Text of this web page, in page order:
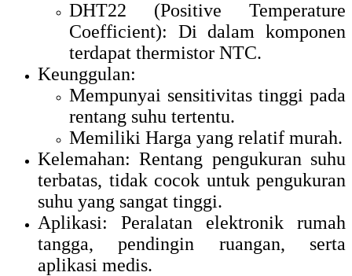
DHT22 (Positive Temperature
Coefficient): Di dalam komponen
terdapat thermistor NTC.
Keunggulan:
Mempunyai sensitivitas tinggi pada
rentang suhu tertentu.
Memiliki Harga yang relatif murah.
Kelemahan: Rentang pengukuran suhu
terbatas, tidak cocok untuk pengukuran
suhu yang sangat tinggi.
Aplikasi: Peralatan elektronik rumah
tangga, pendingin ruangan, serta
aplikasi medis.